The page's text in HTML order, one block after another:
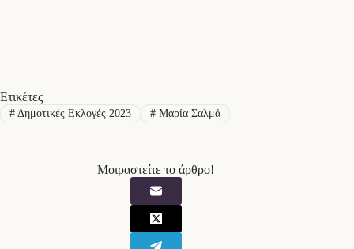
Ετικέτες
#Δημοτικές Εκλογές 2023 #Μαρία Σαλμά
Μοιραστείτε το άρθρο!